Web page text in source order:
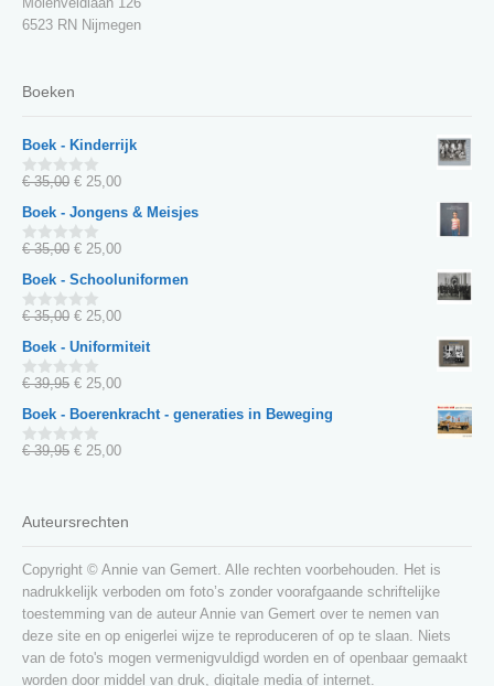
6523 RN Nijmegen
Boeken
Boek - Kinderrijk
0
5
€35,00 Oorspronkelijke
was:
€ 35,00.
€ 25,00Huidige
€ 25,00.
Boek - Jongens & Meisjes
0
5
€35,00 Oorspronkelijke
was:
€ 35,00.
€ 25,00Huidige
€ 25,00.
Boek - Schooluniformen
0
5
€35,00 Oorspronkelijke
was:
€ 35,00.
€ 25,00Huidige
€ 25,00.
Boek - Uniformiteit
0
5
€39,95 Oorspronkelijke
was:
€ 39,95.
€ 25,00Huidige
€ 25,00.
Boek - Boerenkracht - generaties in Beweging
0
€39,95 Oorspronkelijke
€ 39,95.
€ 25,00Huidige
Auteursrechten
Copyright © Annie van Gemert. Alle rechten voorbehouden. Het is
nadrukkelijk verboden om foto’s zonder voorafgaande schriftelijke
toestemming van de auteur Annie van Gemert over te nemen van
deze site en op enigerlei wijze te reproduceren of op te slaan. Niets
van de foto's mogen vermenigvuldigd worden en of openbaar gemaakt
worden door middel van druk, digitale media of internet.